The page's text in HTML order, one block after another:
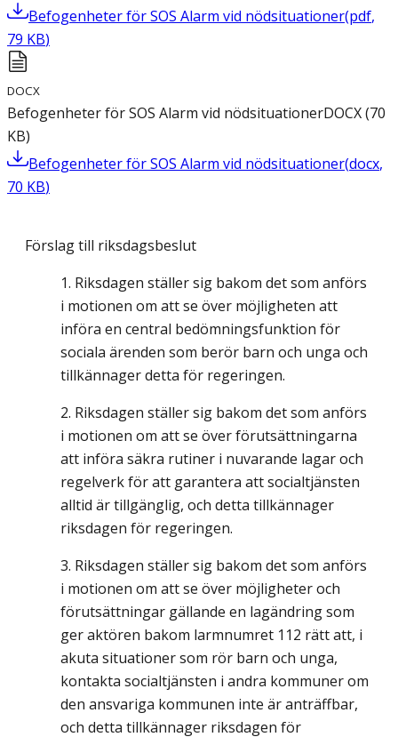
Befogenheter för SOS Alarm vid nödsituationer(pdf,
79 KB)
DOCX
Befogenheter för SOS Alarm vid nödsituationerDOCX(70
KB)
Befogenheter för SOS Alarm vid nödsituationer(docx,
70 KB)
Förslag till riksdagsbeslut
Riksdagen ställer sig bakom det som anförs
i motionen om att se över möjligheten att
införa en central bedömningsfunktion för
sociala ärenden som berör barn och unga och
tillkännager detta för regeringen.
Riksdagen ställer sig bakom det som anförs
i motionen om att se över förutsättningarna
att införa säkra rutiner i nuvarande lagar och
regelverk för att garantera att socialtjänsten
alltid är tillgänglig, och detta tillkännager
riksdagen för regeringen.
Riksdagen ställer sig bakom det som anförs
i motionen om att se över möjligheter och
förutsättningar gällande en lagändring som
ger aktören bakom larmnumret 112 rätt att, i
akuta situationer som rör barn och unga,
kontakta socialtjänsten i andra kommuner om
den ansvariga kommunen inte är anträffbar,
och detta tillkännager riksdagen för